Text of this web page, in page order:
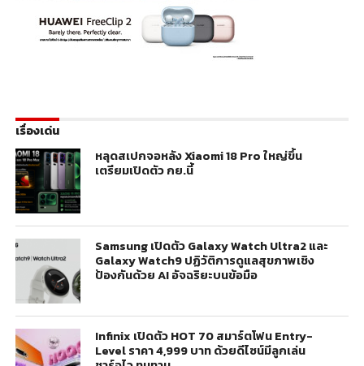
เรื่องเด่น
หลุดสเปกจอหลัง Xiaomi 18 Pro ใหญ่ขึ้น
เตรียมเปิดตัว กย.นี้
Samsung เปิดตัว Galaxy Watch Ultra2 และ
Galaxy Watch9 ปฏิวัติการดูแลสุขภาพเชิง
ป้องกันด้วย AI อัจฉริยะบนข้อมือ
Infinix เปิดตัว HOT 70 สมาร์ตโฟน Entry-
Level ราคา 4,999 บาท ด้วยดีไซน์มีลูกเล่น